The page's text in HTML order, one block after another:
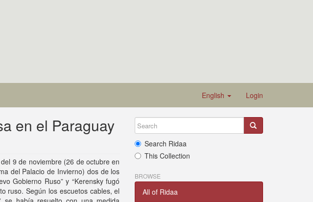
English Login
en el Paraguay
9 de noviembre (26 de octubre en
del Palacio de Invierno) dos de los
Gobierno Ruso” y “Kerensky fugó
ruso. Según los escuetos cables, el
Search Ridaa
This Collection
BROWSE
All of Ridaa